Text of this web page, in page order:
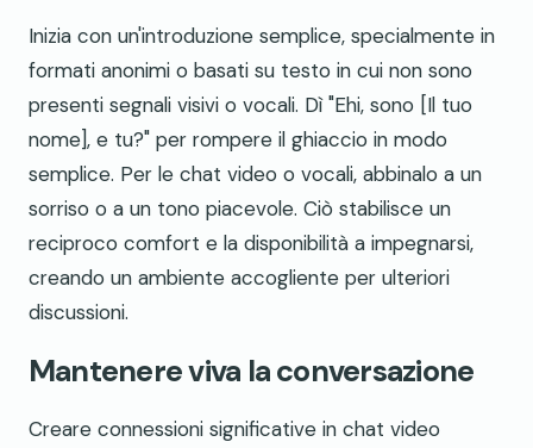
Inizia con un'introduzione semplice, specialmente in
formati anonimi o basati su testo in cui non sono
presenti segnali visivi o vocali. Dì "Ehi, sono [Il tuo
nome], e tu?" per rompere il ghiaccio in modo
semplice. Per le chat video o vocali, abbinalo a un
sorriso o a un tono piacevole. Ciò stabilisce un
reciproco comfort e la disponibilità a impegnarsi,
creando un ambiente accogliente per ulteriori
discussioni.
Mantenere viva la conversazione
Creare connessioni significative in chat video